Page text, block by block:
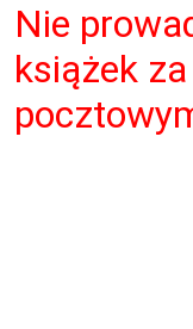
Nie
książek